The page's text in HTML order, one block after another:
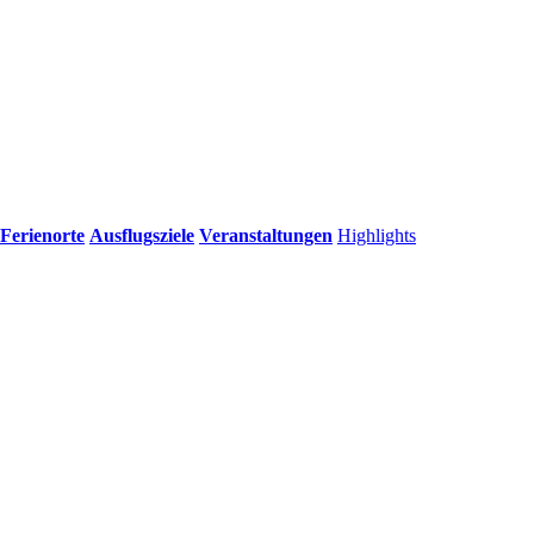
Ferienorte Ausflugsziele Veranstaltungen Highlights